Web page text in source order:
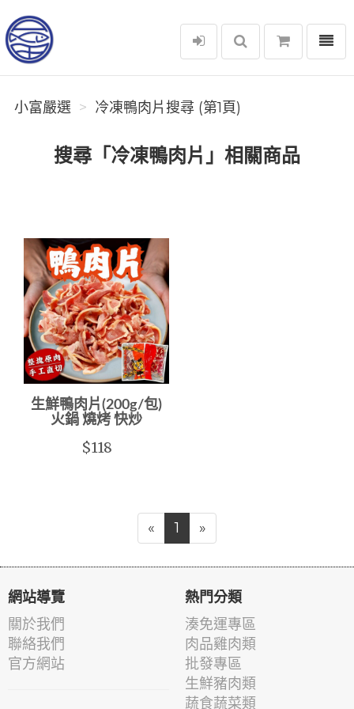
小富嚴選
選單
小富嚴選 冷凍鴨肉片搜尋 (第1頁)
搜尋「冷凍鴨肉片」相關商品
生鮮鴨肉片(200g/包)
火鍋 燒烤 快炒
$118
« 1 »
網站導覽
關於我們
聯絡我們
官方網站
熱門分類
湊免運專區
肉品雞肉類
批發專區
生鮮豬肉類
蔬食蔬菜類